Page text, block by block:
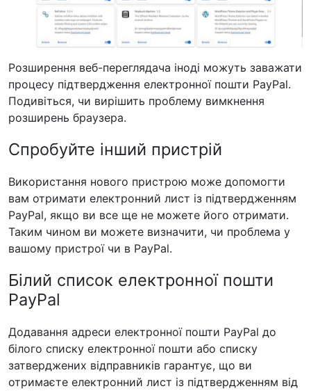
Розширення веб-переглядача іноді можуть заважати
процесу підтвердження електронної пошти PayPal.
Подивіться, чи вирішить проблему вимкнення
розширень браузера.
Спробуйте інший пристрій
Використання нового пристрою може допомогти
вам отримати електронний лист із підтвердженням
PayPal, якщо ви все ще не можете його отримати.
Таким чином ви можете визначити, чи проблема у
вашому пристрої чи в PayPal.
Білий список електронної пошти
PayPal
Додавання адреси електронної пошти PayPal до
білого списку електронної пошти або списку
затверджених відправників гарантує, що ви
отримаєте електронний лист із підтвердженням від